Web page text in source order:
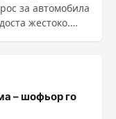
за автомобила
жестоко.
– шофьор го